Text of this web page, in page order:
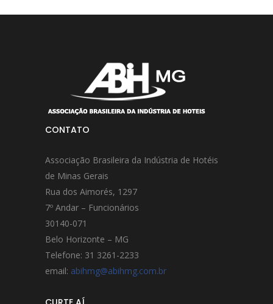
CONTATO
Associação Brasileira da Indústria de Hotéis
de Minas Gerais
Rua dos Aimorés, 1297
7º Andar – Funcionários
30140-071
Belo Horizonte – MG
Telefone: 31 3261-2233
email: abihmg@abihmg.com.br